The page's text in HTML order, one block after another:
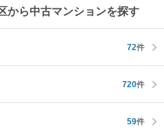
から中古マンションを探す
72件
720件
59件